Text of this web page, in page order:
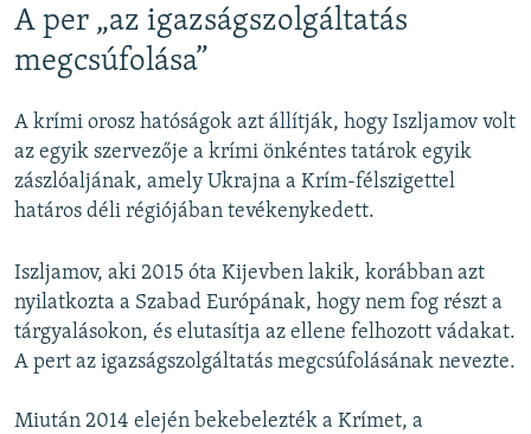
A per „az igazságszolgáltatás
megcsúfolása”
A krími orosz hatóságok azt állítják, hogy Iszljamov volt
az egyik szervezője a krími önkéntes tatárok egyik
zászlóaljának, amely Ukrajna a Krím-félszigettel
határos déli régiójában tevékenykedett.
Iszljamov, aki 2015 óta Kijevben lakik, korábban azt
nyilatkozta a Szabad Európának, hogy nem fog részt a
tárgyalásokon, és elutasítja az ellene felhozott vádakat.
A pert az igazságszolgáltatás megcsúfolásának nevezte.
Miután 2014 elején bekebelezték a Krímet, a